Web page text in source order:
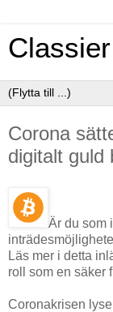
Corona
digitalt guld
Är du som
Läs mer i detta
roll som en säker
Coronakrisen